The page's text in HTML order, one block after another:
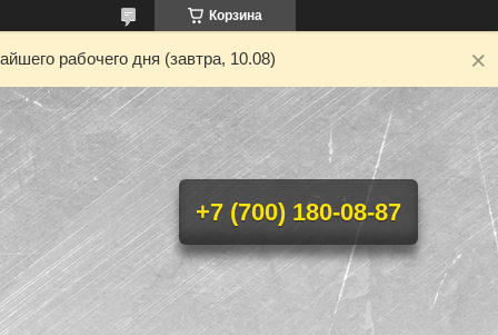
Корзина
рабочего дня (завтра, 10.08)
+7 (700) 180-08-87